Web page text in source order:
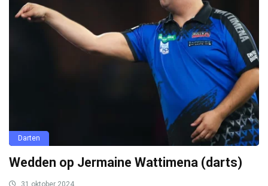
Darten
Wedden op Jermaine Wattimena (darts)